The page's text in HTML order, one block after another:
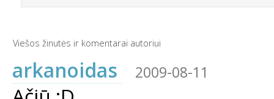
Viešos žinutės ir komentarai autoriui
arkanoidas 2009-08-11